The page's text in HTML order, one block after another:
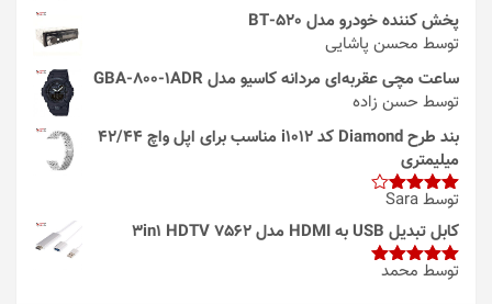
پخش کننده خودرو مدل 520-BT
توسط محسن پاشایی
ساعت مچی عقربه‌ای مردانه کاسیو مدل GBA-800-1ADR
توسط حسن زاده
بند طرح Diamond کد i1012 مناسب برای اپل واچ 42/44
میلیمتری
امتیاز4
از 5
توسط Sara
کابل تبدیل USB به HDMI مدل 3in1 HDTV 7562
امتیاز5از
توسط محمد